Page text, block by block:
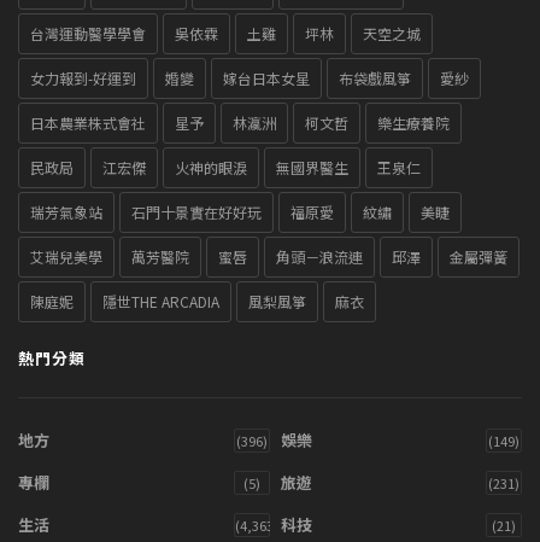
台灣運動醫學學會 吳依霖 土雞 坪林 天空之城
女力報到-好運到 婚變 嫁台日本女星 布袋戲風箏 愛紗
日本農業株式會社 星予 林瀛洲 柯文哲 樂生療養院
民政局 江宏傑 火神的眼淚 無國界醫生 王泉仁
瑞芳氣象站 石門十景實在好好玩 福原愛 紋繡 美睫
艾瑞兒美學 萬芳醫院 蜜唇 角頭－浪流連 邱澤 金屬彈簧
陳庭妮 隱世THE ARCADIA 風梨風箏 麻衣
熱門分類
地方 (396) 娛樂 (149)
專欄 (5) 旅遊 (231)
生活 (4,363) 科技 (21)